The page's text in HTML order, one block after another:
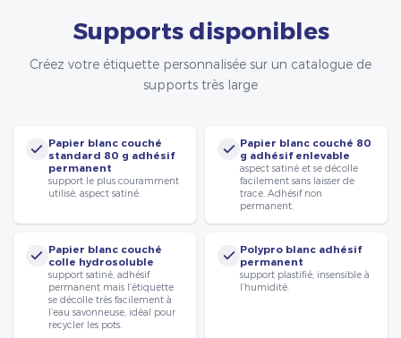
Supports disponibles
Créez votre étiquette personnalisée sur un catalogue de
supports très large
Papier blanc couché
standard 80 g adhésif
permanent
support le plus couramment
utilisé, aspect satiné.
Papier blanc couché 80
g adhésif enlevable
aspect satiné et se décolle
facilement sans laisser de
trace. Adhésif non
permanent.
Papier blanc couché
colle hydrosoluble
support satiné, adhésif
permanent mais l’étiquette
se décolle très facilement à
l’eau savonneuse, idéal pour
recycler les pots.
Polypro blanc adhésif
permanent
support plastifié, insensible à
l’humidité.